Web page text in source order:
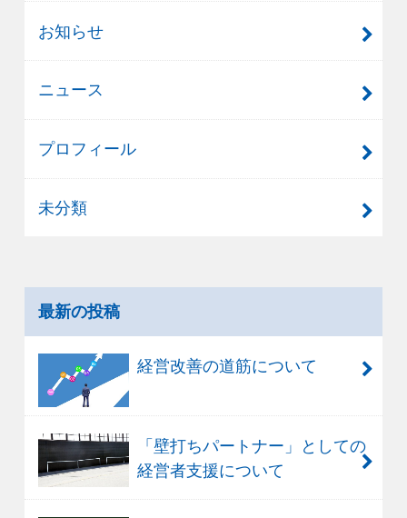
お知らせ
ニュース
プロフィール
未分類
最新の投稿
経営改善の道筋について
「壁打ちパートナー」としての
経営者支援について